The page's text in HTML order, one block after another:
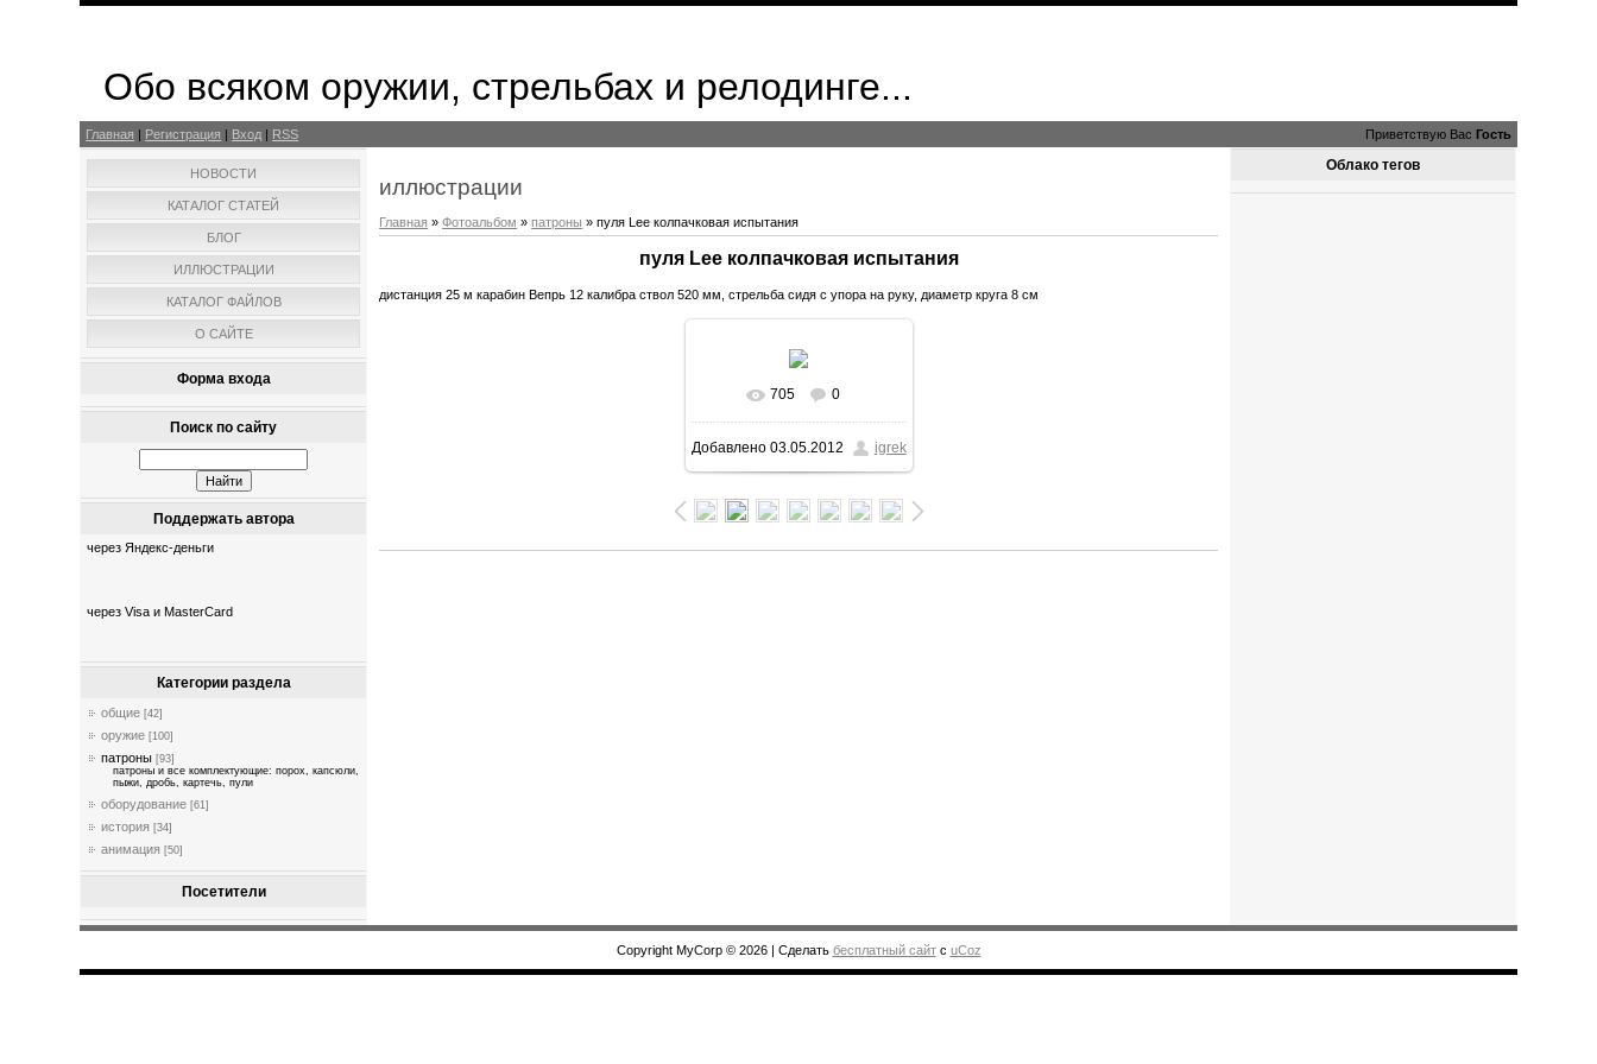
Обо всяком оружии, стрельбах и релодинге...
Главная | Регистрация | Вход | RSS Приветствую Вас Гость
НОВОСТИ
КАТАЛОГ СТАТЕЙ
БЛОГ
ИЛЛЮСТРАЦИИ
КАТАЛОГ ФАЙЛОВ
О САЙТЕ
Форма входа
Поиск по сайту
Поддержать автора
через Яндекс-деньги
через Visa и MasterCard
Категории раздела
общие [42]
оружие [100]
патроны [93]
патроны и все комплектующие: порох, капсюли,
пыжи, дробь, картечь, пули
оборудование [61]
история [34]
анимация [50]
Посетители
иллюстрации
Главная »Фотоальбом »патроны » пуля Lee колпачковая испытания
пуля Lee колпачковая испытания
дистанция 25 м карабин Вепрь 12 калибра ствол 520 мм, стрельба сидя с упора на руку, диаметр круга 8 см
705 0
Добавлено03.05.2012 igrek
Облако тегов
Copyright MyCorp © 2026| Сделать бесплатный сайтс uCoz